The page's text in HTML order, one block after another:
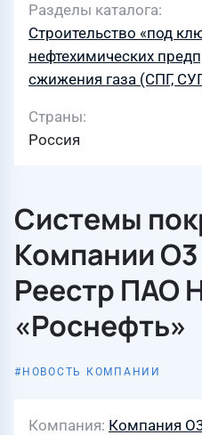
Разделы каталога
Строительство «под
нефтехимических
сжижения газа (СПГ,
Страны
Россия
Системы
Компании
Реестр ПАО
«Роснефть»
НОВОСТЬ КОМПАНИИ
Компания Компания